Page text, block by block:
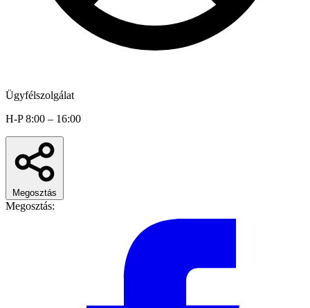
Ügyfélszolgálat
H-P 8:00 – 16:00
Megosztás
Megosztás: